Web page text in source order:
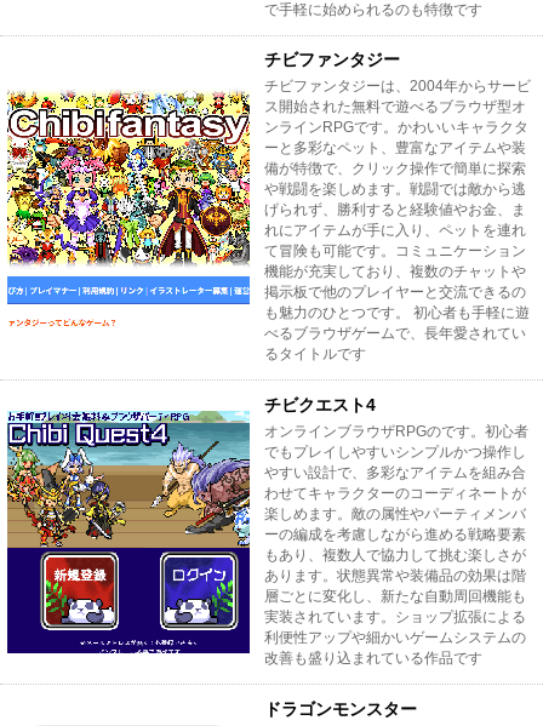
で手軽に始められるのも特徴です
チビファンタジー
チビファンタジーは、2004年からサービ
ス開始された無料で遊べるブラウザ型オ
ンラインRPGです。かわいいキャラクタ
ーと多彩なペット、豊富なアイテムや装
備が特徴で、クリック操作で簡単に探索
や戦闘を楽しめます。戦闘では敵から逃
げられず、勝利すると経験値やお金、ま
れにアイテムが手に入り、ペットを連れ
て冒険も可能です。コミュニケーション
機能が充実しており、複数のチャットや
掲示板で他のプレイヤーと交流できるの
も魅力のひとつです。 初心者も手軽に遊
べるブラウザゲームで、長年愛されてい
るタイトルです
チビクエスト4
オンラインブラウザRPGのです。初心者
でもプレイしやすいシンプルかつ操作し
やすい設計で、多彩なアイテムを組み合
わせてキャラクターのコーディネートが
楽しめます。敵の属性やパーティメンバ
ーの編成を考慮しながら進める戦略要素
もあり、複数人で協力して挑む楽しさが
あります。状態異常や装備品の効果は階
層ごとに変化し、新たな自動周回機能も
実装されています。ショップ拡張による
利便性アップや細かいゲームシステムの
改善も盛り込まれている作品です
ドラゴンモンスター